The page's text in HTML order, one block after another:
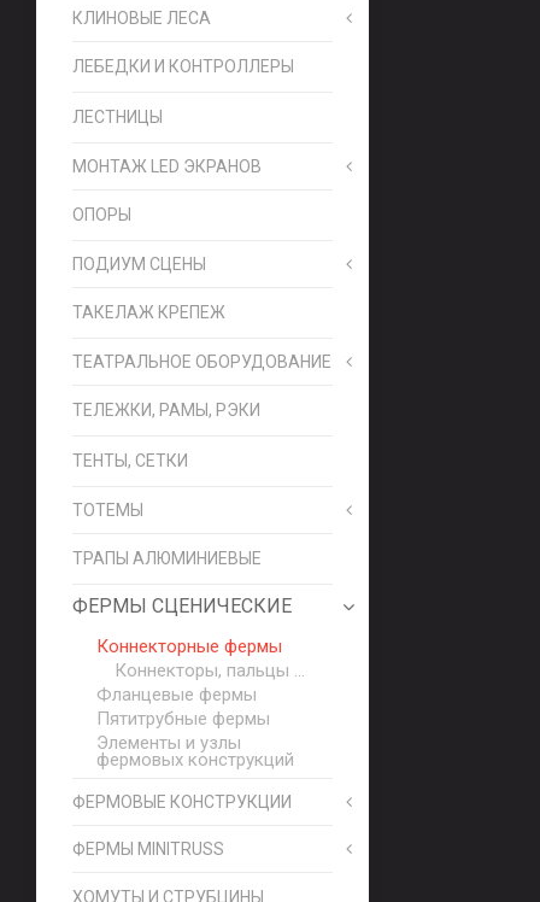
КЛИНОВЫЕ ЛЕСА
ЛЕБЕДКИ И КОНТРОЛЛЕРЫ
ЛЕСТНИЦЫ
МОНТАЖ LED ЭКРАНОВ
ОПОРЫ
ПОДИУМ СЦЕНЫ
ТАКЕЛАЖ КРЕПЕЖ
ТЕАТРАЛЬНОЕ ОБОРУДОВАНИЕ
ТЕЛЕЖКИ, РАМЫ, РЭКИ
ТЕНТЫ, СЕТКИ
ТОТЕМЫ
ТРАПЫ АЛЮМИНИЕВЫЕ
ФЕРМЫ СЦЕНИЧЕСКИЕ
Коннекторные фермы
Коннекторы, пальцы ...
Фланцевые фермы
Пятитрубные фермы
Элементы и узлы
фермовых конструкций
ФЕРМОВЫЕ КОНСТРУКЦИИ
ФЕРМЫ MINITRUSS
ХОМУТЫ И СТРУБЦИНЫ